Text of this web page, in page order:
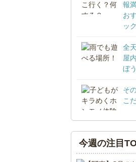
報
お
ッ
全
屋
ぼ
そ
こ
今週の注目